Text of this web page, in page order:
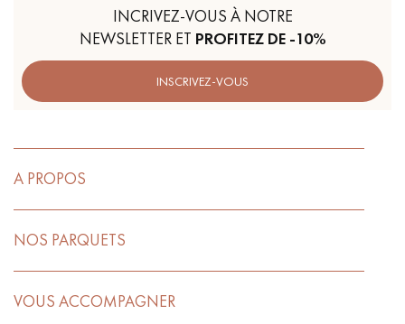
INCRIVEZ-VOUS À NOTRE
NEWSLETTER ET PROFITEZ DE -10%
INSCRIVEZ-VOUS
A PROPOS
NOS PARQUETS
VOUS ACCOMPAGNER